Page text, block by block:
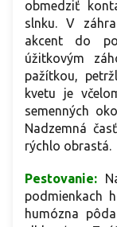
obmedziť
slnku. V
akcent do
úžitkovým
pažítkou,
kvetu je
semenných
Nadzemná
rýchlo obrastá.
Pestovanie:
podmienkach
humózna